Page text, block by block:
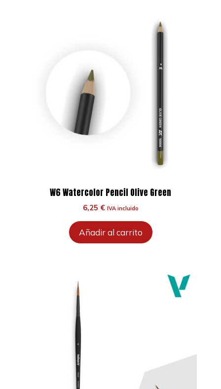
W6 Watercolor Pencil Olive Green
6,25 € IVA incluido
Añadir al carrito